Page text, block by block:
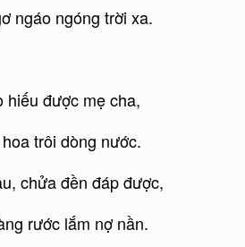
ngáo ngóng trời xa.
hiếu được mẹ cha,
trôi dòng nước.
chửa đền đáp được,
rước lắm nợ nần.